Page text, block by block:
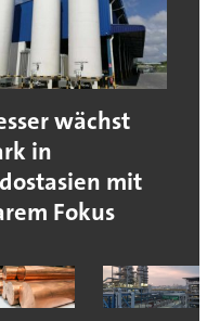
wächst
in
mit
Fokus